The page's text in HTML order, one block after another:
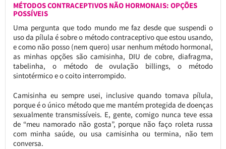
MÉTODOS CONTRACEPTIVOS NÃO HORMONAIS: OPÇÕES
POSSÍVEIS
Uma pergunta que todo mundo me faz desde que suspendi o
uso da pílula é sobre o método contraceptivo que estou usando,
e como não posso (nem quero) usar nenhum método hormonal,
as minhas opções são camisinha, DIU de cobre, diafragma,
tabelinha, o método de ovulação billings, o método
sintotérmico e o coito interrompido.
Camisinha eu sempre usei, inclusive quando tomava pílula,
porque é o único método que me mantém protegida de doenças
sexualmente transmissíveis. E, gente, comigo nunca teve essa
de “meu namorado não gosta”, porque não faço roleta russa
com minha saúde, ou usa camisinha ou termina, não tem
conversa.